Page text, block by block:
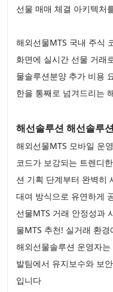
선물 매매 체결 아키텍처
해외선물MTS 국내 주식
화면에 실시간 선물 거래
물솔루션분양 추가 비용
한을 통째로 넘겨드리는
해선솔루션 해선솔루션
해외선물MTS 모바일 운
코드가 보강되는 트렌디
션 기획 단계부터 완벽히
대여 방식으로 유연하게
선물MTS 거래 안정성과
물MTS 추천! 실거래 환
해외선물솔루션 운영자
발팀에서 유지보수와 보
입니다